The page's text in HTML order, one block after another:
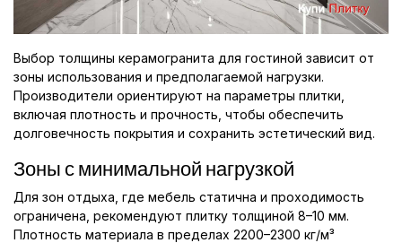
Выбор толщины керамогранита для гостиной зависит от
зоны использования и предполагаемой нагрузки.
Производители ориентируют на параметры плитки,
включая плотность и прочность, чтобы обеспечить
долговечность покрытия и сохранить эстетический вид.
Зоны с минимальной нагрузкой
Для зон отдыха, где мебель статична и проходимость
ограничена, рекомендуют плитку толщиной 8–10 мм.
Плотность материала в пределах 2200–2300 кг/м³